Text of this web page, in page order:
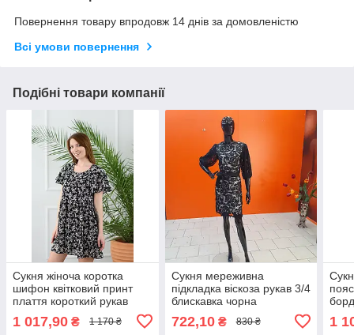
Повернення товару впродовж 14 днів за домовленістю
Всі умови повернення
Подібні товари компанії
Сукня жіноча коротка
шифон квітковий принт
плаття короткий рукав
1 017,90 ₴ 1 170 ₴
Сукня мереживна
підкладка віскоза рукав 3/4
блискавка чорна
722,10₴ 830 ₴ 1